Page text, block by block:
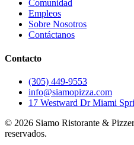
Comunidad
Empleos
Sobre Nosotros
Contáctanos
Contacto
(305) 449-9553
info@siamopizza.com
17 Westward Dr Miami
© 2026 Siamo Ristorante &
reservados.